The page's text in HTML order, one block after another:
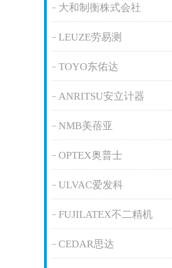
大和制衡株式会社
LEUZE劳易测
TOYO东佑达
ANRITSU安立计器
NMB美蓓亚
OPTEX奥普士
ULVAC爱发科
FUJILATEX不二精机
CEDAR思达